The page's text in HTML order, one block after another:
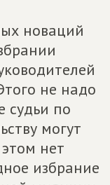
новаций
не надо
судьи по
могут
нет
избрание